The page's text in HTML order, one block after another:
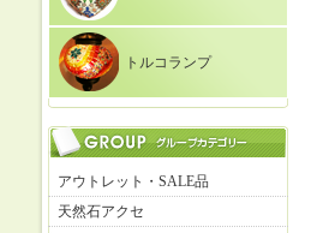
トルコランプ
アウトレット・SALE品
天然石アクセ